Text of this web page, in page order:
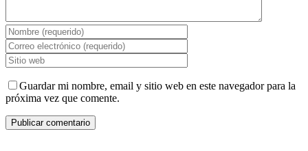
Guardar mi nombre, email y sitio web en este navegador para la
próxima vez que comente.